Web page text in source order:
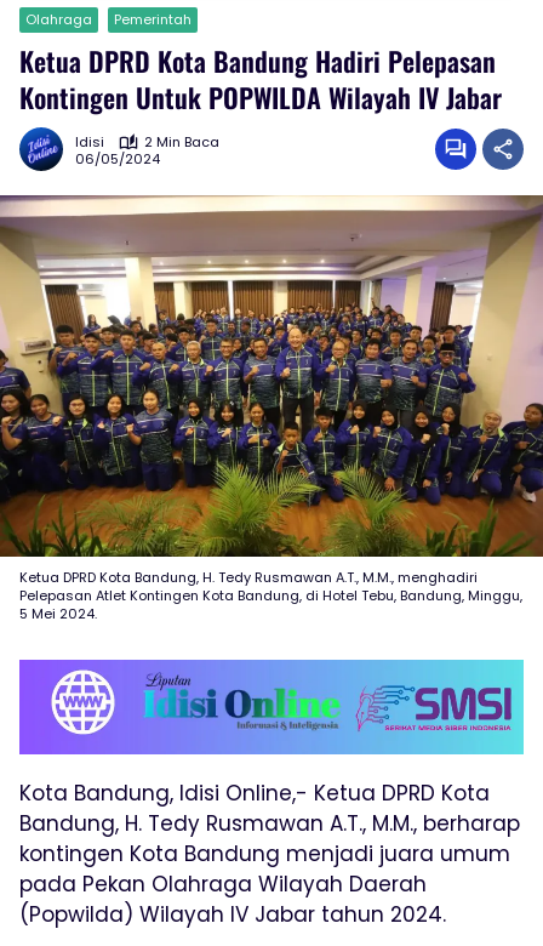
Olahraga Pemerintah
Ketua DPRD Kota Bandung Hadiri Pelepasan
Kontingen Untuk POPWILDA Wilayah IV Jabar
Idisi
2 Min Baca
06/05/2024
Ketua DPRD Kota Bandung, H. Tedy Rusmawan A.T., M.M., menghadiri
Pelepasan Atlet Kontingen Kota Bandung, di Hotel Tebu, Bandung, Minggu,
5 Mei 2024.
Kota Bandung, Idisi Online,- Ketua DPRD Kota
Bandung, H. Tedy Rusmawan A.T., M.M., berharap
kontingen Kota Bandung menjadi juara umum
pada Pekan Olahraga Wilayah Daerah
(Popwilda) Wilayah IV Jabar tahun 2024.